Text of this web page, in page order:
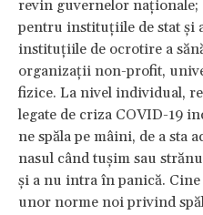
revin guvernelor naționale;
pentru instituțiile de stat și
instituțiile de ocrotire a
organizații non-profit,
fizice. La nivel individual,
legate de criza COVID-19
ne spăla pe mâini, de a sta
nasul când tușim sau
și a nu intra în panică.
unor norme noi privind